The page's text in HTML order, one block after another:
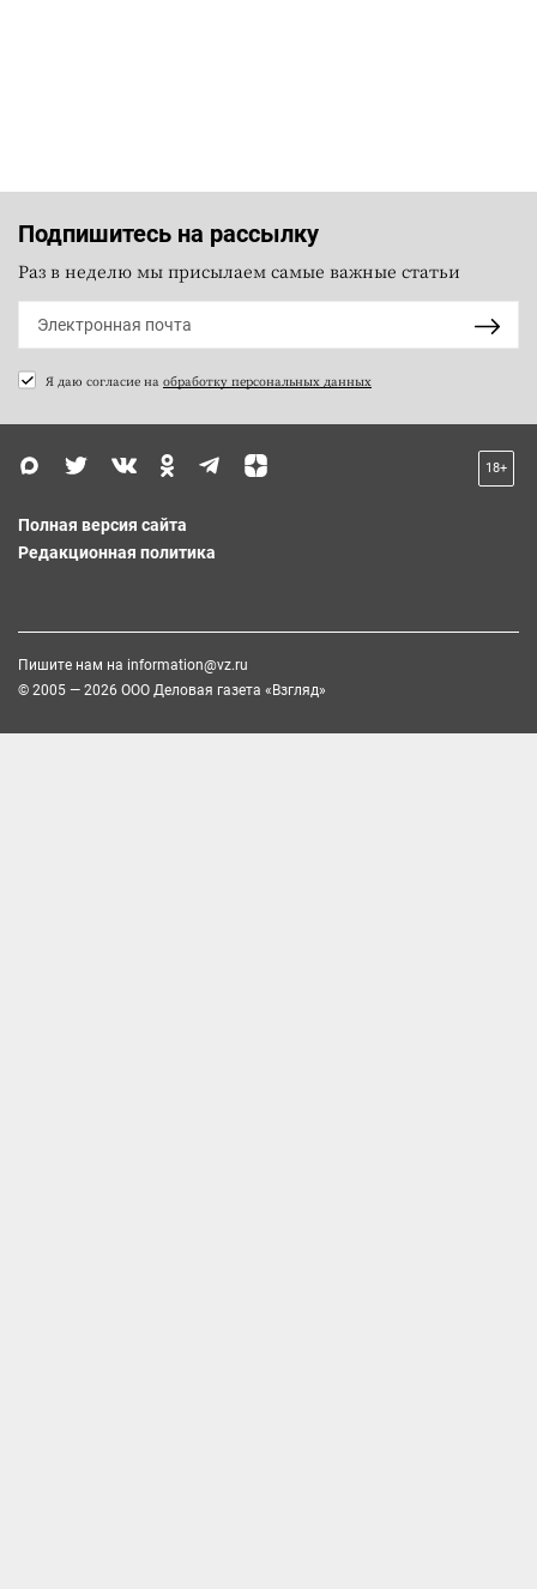
Подпишитесь на рассылку
Раз в неделю мы присылаем самые важные статьи
Я даю согласие на обработку персональных данных
18+
Полная версия сайта
Редакционная политика
Пишите нам на information@vz.ru
© 2005 — 2026 ООО Деловая газета «Взгляд»